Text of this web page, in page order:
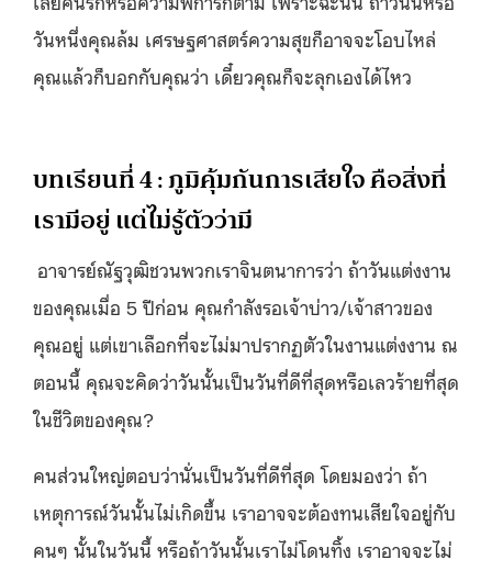
วันหนึ่งคุณล้ม เศรษฐศาสตร์ความสุขก็อาจจะโอบไหล่
คุณแล้วก็บอกกับคุณว่า เดี๋ยวคุณก็จะลุกเองได้ไหว
บทเรียนที่ 4 : ภูมิคุ้มกันการเสียใจ คือสิ่งที่
เรามีอยู่ แต่ไม่รู้ตัวว่ามี
อาจารย์ณัฐวุฒิชวนพวกเราจินตนาการว่า ถ้าวันแต่งงาน
ของคุณเมื่อ 5 ปีก่อน คุณกำลังรอเจ้าบ่าว/เจ้าสาวของ
คุณอยู่ แต่เขาเลือกที่จะไม่มาปรากฏตัวในงานแต่งงาน ณ
ตอนนี้ คุณจะคิดว่าวันนั้นเป็นวันที่ดีที่สุดหรือเลวร้ายที่สุด
ในชีวิตของคุณ?
คนส่วนใหญ่ตอบว่านั่นเป็นวันที่ดีที่สุด โดยมองว่า ถ้า
เหตุการณ์วันนั้นไม่เกิดขึ้น เราอาจจะต้องทนเสียใจอยู่กับ
คนๆ นั้นในวันนี้ หรือถ้าวันนั้นเราไม่โดนทิ้ง เราอาจจะไม่